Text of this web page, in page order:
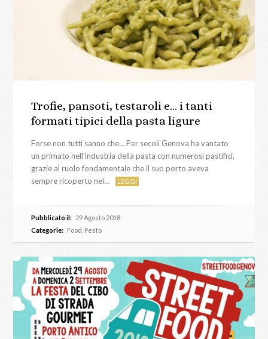
Trofie, pansoti, testaroli e… i tanti
formati tipici della pasta ligure
Forse non tutti sanno che… Per secoli Genova ha vantato
un primato nell’industria della pasta con numerosi pastifici,
grazie al ruolo fondamentale che il suo porto aveva
sempre ricoperto nel…
LEGGI
Pubblicato il: 29 Agosto 2018
Categorie: Food Pesto